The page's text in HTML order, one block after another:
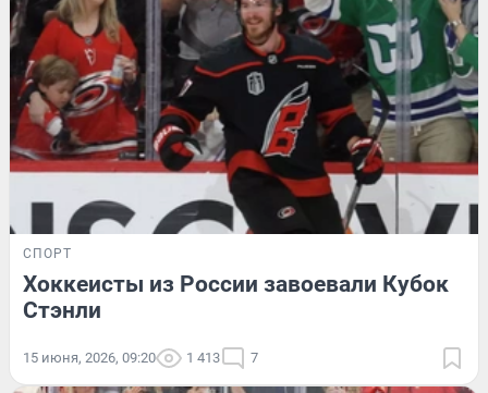
СПОРТ
Хоккеисты из России завоевали Кубок
Стэнли
15 июня, 2026, 09:20 1 413 7